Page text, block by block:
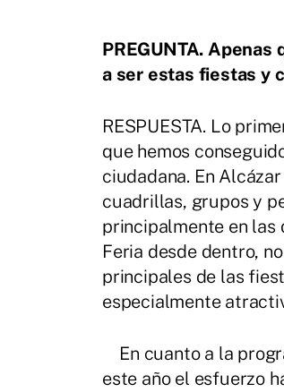
PREGUNTA.
a ser estas fiestas y
RESPUESTA. Lo
que hemos
ciudadana. En
cuadrillas, grupos y
principalmente en las
Feria desde dentro,
principales de las
especialmente
En cuanto a la
este año el esfuerzo